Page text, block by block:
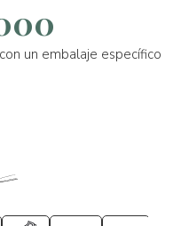
un embalaje específico